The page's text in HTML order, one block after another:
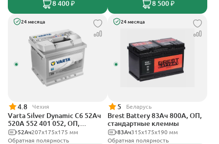
8 400 ₽ 8 500 ₽
24 месяца
4.8 Чехия
Varta Silver Dynamic C6 52Ач
520А 552 401 052, ОП,
стандартные клеммы
207х175х175 мм
52Ач
Обратная полярность
24 месяца
5 Беларусь
Brest Battery 83Ач 800А, ОП,
стандартные клеммы
315x175x190 мм
83Ач
Обратная полярность